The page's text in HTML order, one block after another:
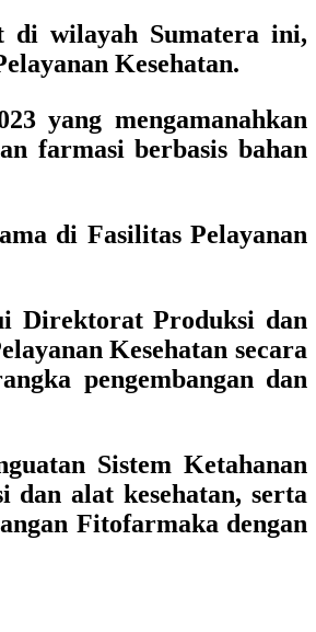
di wilayah Sumatera ini,
Kesehatan.
yang mengamanahkan
farmasi berbasis bahan
di Fasilitas Pelayanan
Direktorat Produksi dan
Kesehatan secara
pengembangan dan
Sistem Ketahanan
dan alat kesehatan, serta
Fitofarmaka dengan